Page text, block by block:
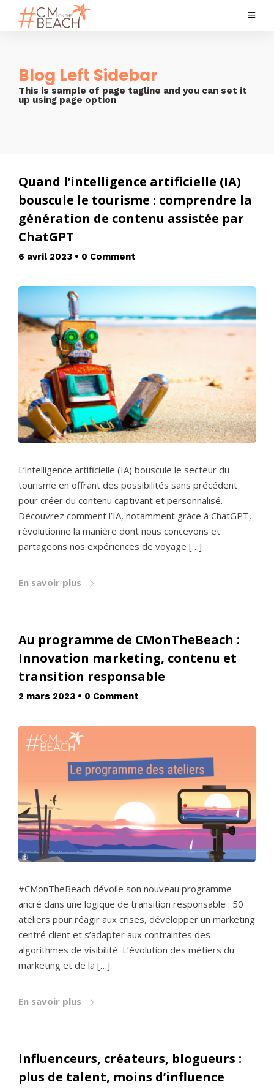
Blog Left Sidebar
This is sample of page tagline and you can set it
up using page option
Quand l’intelligence artificielle (IA)
bouscule le tourisme : comprendre la
génération de contenu assistée par
ChatGPT
6 avril 2023 • 0 Comment
L’intelligence artificielle (IA) bouscule le secteur du
tourisme en offrant des possibilités sans précédent
pour créer du contenu captivant et personnalisé.
Découvrez comment l’IA, notamment grâce à ChatGPT,
révolutionne la manière dont nous concevons et
partageons nos expériences de voyage […]
En savoir plus
Au programme de CMonTheBeach :
Innovation marketing, contenu et
transition responsable
2 mars 2023 • 0 Comment
#CMonTheBeach dévoile son nouveau programme
ancré dans une logique de transition responsable : 50
ateliers pour réagir aux crises, développer un marketing
centré client et s’adapter aux contraintes des
algorithmes de visibilité. L’évolution des métiers du
marketing et de la […]
En savoir plus
Influenceurs, créateurs, blogueurs :
plus de talent, moins d’influence